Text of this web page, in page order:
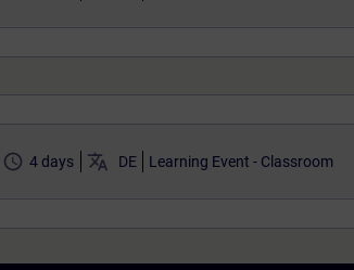
access_time 4 days translate DE Learning Event - Classroom